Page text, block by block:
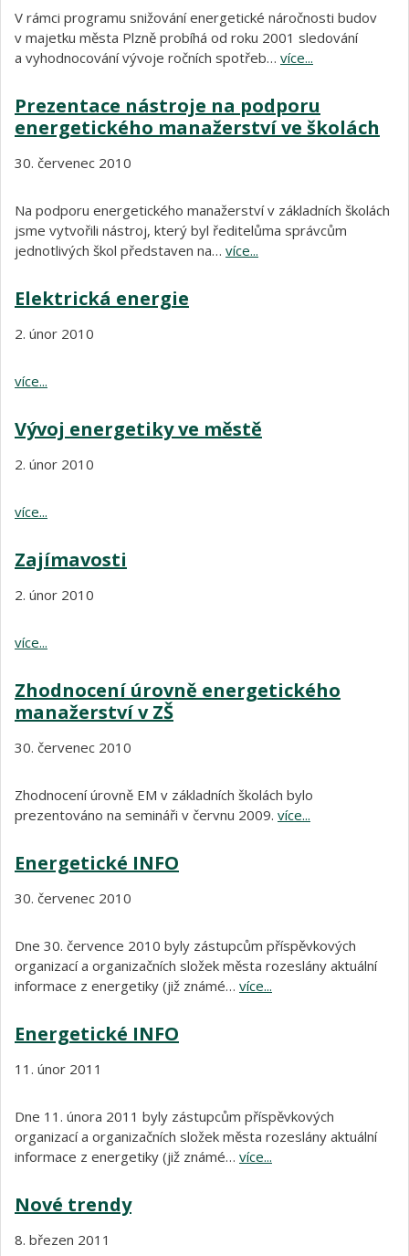
V rámci programu snižování energetické náročnosti budov
v majetku města Plzně probíhá od roku 2001 sledování
a vyhodnocování vývoje ročních spotřeb… více...
Prezentace nástroje na podporu
energetického manažerství ve školách
30. červenec 2010
Na podporu energetického manažerství v základních školách
jsme vytvořili nástroj, který byl ředitelůma správcům
jednotlivých škol představen na… více...
Elektrická energie
2. únor 2010
více...
Vývoj energetiky ve městě
2. únor 2010
více...
Zajímavosti
2. únor 2010
více...
Zhodnocení úrovně energetického
manažerství v ZŠ
30. červenec 2010
Zhodnocení úrovně EM v základních školách bylo
prezentováno na semináři v červnu 2009. více...
Energetické INFO
30. červenec 2010
Dne 30. července 2010 byly zástupcům příspěvkových
organizací a organizačních složek města rozeslány aktuální
informace z energetiky (již známé… více...
Energetické INFO
11. únor 2011
Dne 11. února 2011 byly zástupcům příspěvkových
organizací a organizačních složek města rozeslány aktuální
informace z energetiky (již známé… více...
Nové trendy
8. březen 2011